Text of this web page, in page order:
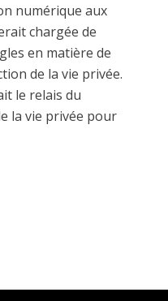
numérique aux
chargée de
en matière de
de la vie privée.
le relais du
la vie privée pour